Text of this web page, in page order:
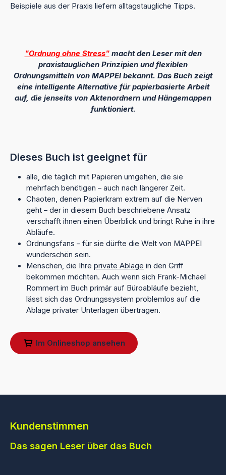
Beispiele aus der Praxis liefern alltagstaugliche Tipps.
"Ordnung ohne Stress"macht den Leser mit den
praxistauglichen Prinzipien und flexiblen
Ordnungsmitteln von MAPPEI bekannt. Das Buch zeigt
eine intelligente Alternative für papierbasierte Arbeit
auf, die jenseits von Aktenordnern und Hängemappen
funktioniert.
Dieses Buch ist geeignet für
alle, die täglich mit Papieren umgehen, die sie
mehrfach benötigen – auch nach längerer Zeit.
Chaoten, denen Papierkram extrem auf die Nerven
geht – der in diesem Buch beschriebene Ansatz
verschafft ihnen einen Überblick und bringt Ruhe in ihre
Abläufe.
Ordnungsfans – für sie dürfte die Welt von MAPPEI
wunderschön sein.
Menschen, die Ihre private Ablage in den Griff
bekommen möchten. Auch wenn sich Frank-Michael
Rommert im Buch primär auf Büroabläufe bezieht,
lässt sich das Ordnungssystem problemlos auf die
Ablage privater Unterlagen übertragen.
Im Onlineshop ansehen
Kundenstimmen
Das sagen Leser über das Buch